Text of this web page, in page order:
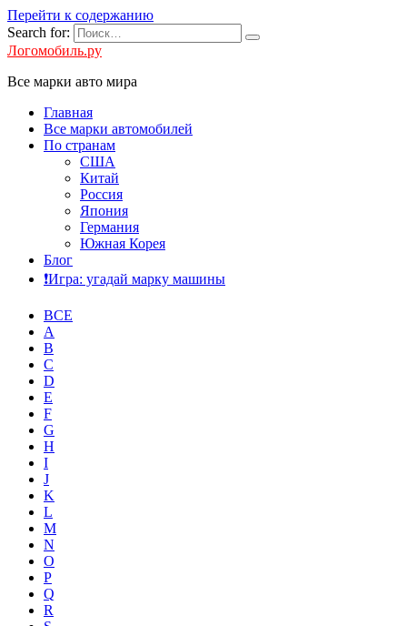
Перейти к содержанию
Search for:
Логомобиль.ру
Все марки авто мира
Главная
Все марки автомобилей
По странам
США
Китай
Россия
Япония
Германия
Южная Корея
Блог
❗️Игра: угадай марку машины
ВСЕ
A
B
C
D
E
F
G
H
I
J
K
L
M
N
O
P
Q
R